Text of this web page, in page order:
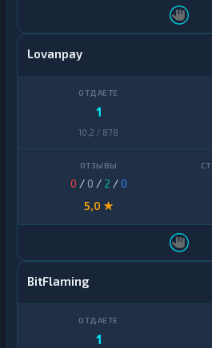
Lovanpay
1
10,2 / 878
0 / 0 / 2 /0
5,0 ★
BitFlaming
1